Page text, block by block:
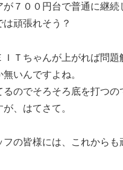
が７００円台で普通に継続
頑張れそう？
ＩＴちゃんが上がれば問題
いんですよね。
るのでそろそろ底を打つの
、はてさて。
の皆様には、これからも